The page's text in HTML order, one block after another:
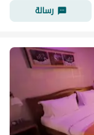
رسالة